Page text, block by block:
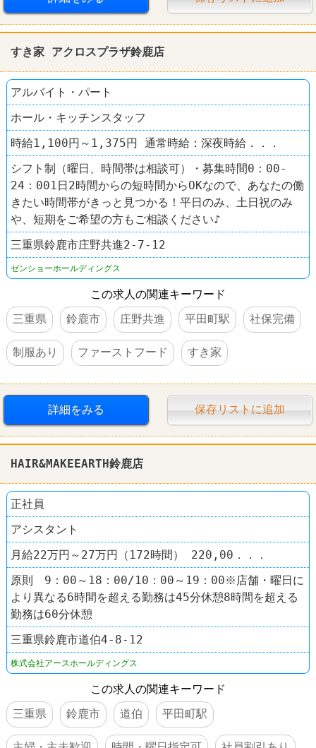
車・バイク通勤可
すき家 アクロスプラザ鈴鹿店
アルバイト・パート
ホール・キッチンスタッフ
時給1,100円～1,375円 通常時給：深夜時給．．．
シフト制（曜日、時間帯は相談可）・募集時間0：00‐
24：001日2時間からの短時間からOKなので、あなたの働
きたい時間帯がきっと見つかる！平日のみ、土日祝のみ
や、短期をご希望の方もご相談ください♪
三重県鈴鹿市庄野共進2-7-12
ゼンショーホールディングス
この求人の関連キーワード
三重県
鈴鹿市 庄野共進 平田町駅 社保完備
制服あり ファーストフード すき家
詳細をみる 保存リストに追加
HAIR&MAKEEARTH鈴鹿店
正社員
アシスタント
月給22万円～27万円（172時間） 220,00．．．
原則 9：00～18：00/10：00～19：00※店舗・曜日に
より異なる6時間を超える勤務は45分休憩8時間を超える
勤務は60分休憩
三重県鈴鹿市道伯4-8-12
株式会社アースホールディングス
この求人の関連キーワード
三重県
鈴鹿市 道伯 平田町駅